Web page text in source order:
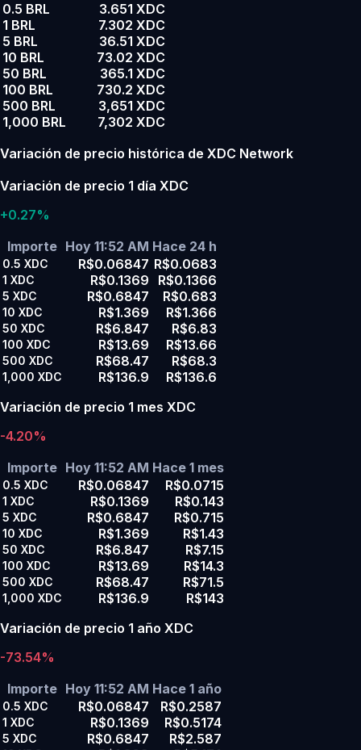
0.5 BRL
3.651 XDC
1 BRL
7.302 XDC
5 BRL
36.51 XDC
10 BRL
73.02 XDC
50 BRL
365.1 XDC
100 BRL
730.2 XDC
500 BRL
3,651 XDC
1,000 BRL
7,302 XDC
Variación de precio histórica de XDC Network
Variación de precio 1 día XDC
+0.27%
Importe Hoy 11:52 AM Hace 24 h
0.5 XDC R$0.06847 R$0.0683
1 XDC R$0.1369 R$0.1366
5 XDC R$0.6847 R$0.683
10 XDC R$1.369 R$1.366
50 XDC R$6.847 R$6.83
100 XDC R$13.69 R$13.66
500 XDC R$68.47 R$68.3
1,000 XDC R$136.9
R$136.6
Variación de precio 1 mes XDC
-4.20%
Importe Hoy 11:52 AM Hace 1 mes
0.5 XDC R$0.06847 R$0.0715
1 XDC R$0.1369 R$0.143
5 XDC R$0.6847 R$0.715
10 XDC R$1.369 R$1.43
50 XDC R$6.847 R$7.15
100 XDC R$13.69 R$14.3
500 XDC R$68.47 R$71.5
1,000 XDC R$136.9
R$143
Variación de precio 1 año XDC
-73.54%
Importe Hoy 11:52 AM Hace 1 año
0.5 XDC R$0.06847 R$0.2587
1 XDC R$0.1369 R$0.5174
5 XDC R$0.6847 R$2.587